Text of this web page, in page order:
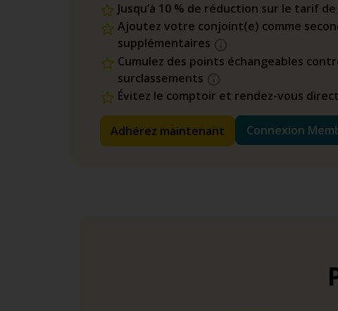
Jusqu’à 10 % de réduction sur le tarif
Ajoutez votre conjoint(e) comme
supplémentaires
Cumulez des points échangeables
surclassements
Évitez le comptoir et rendez-vous
Adhérez maintenant Connexion